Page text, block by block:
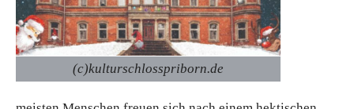
(c)kulturschlosspriborn.de